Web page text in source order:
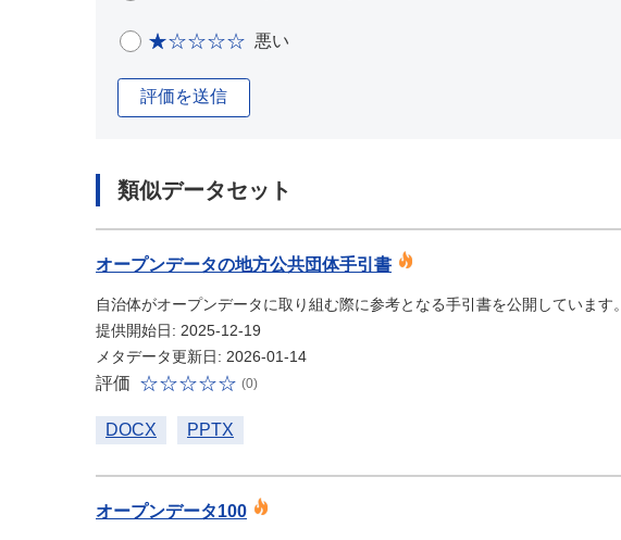
悪い
評価を送信
類似データセット
オープンデータの地方公共団体手引書
自治体がオープンデータに取り組む際に参考となる手引書を公開しています。
提供開始日: 2025-12-19
メタデータ更新日: 2026-01-14
評価 (0)
DOCX PPTX
オープンデータ100